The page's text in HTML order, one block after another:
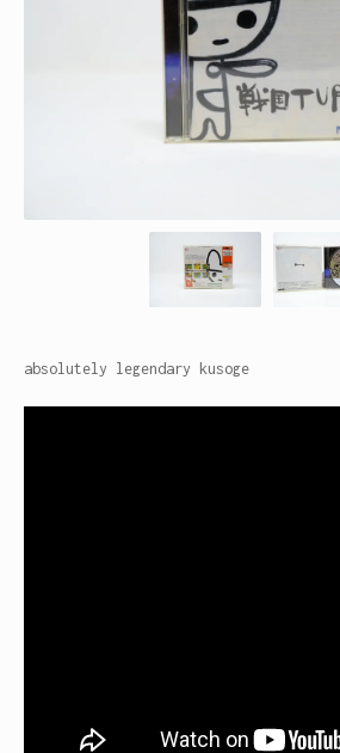
absolutely legendary kusoge